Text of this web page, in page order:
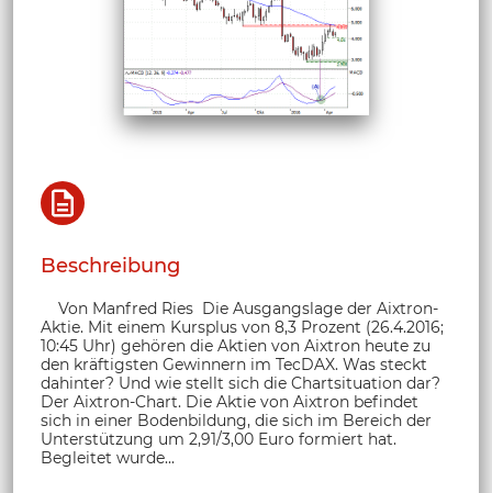
Beschreibung
Von Manfred Ries Die Ausgangslage der Aixtron-
Aktie. Mit einem Kursplus von 8,3 Prozent (26.4.2016;
10:45 Uhr) gehören die Aktien von Aixtron heute zu
den kräftigsten Gewinnern im TecDAX. Was steckt
dahinter? Und wie stellt sich die Chartsituation dar?
Der Aixtron-Chart. Die Aktie von Aixtron befindet
sich in einer Bodenbildung, die sich im Bereich der
Unterstützung um 2,91/3,00 Euro formiert hat.
Begleitet wurde...